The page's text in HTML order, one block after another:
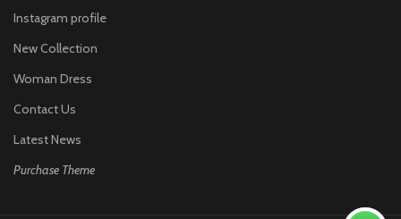
Instagram profile
New Collection
Woman Dress
Contact Us
Latest News
Purchase Theme